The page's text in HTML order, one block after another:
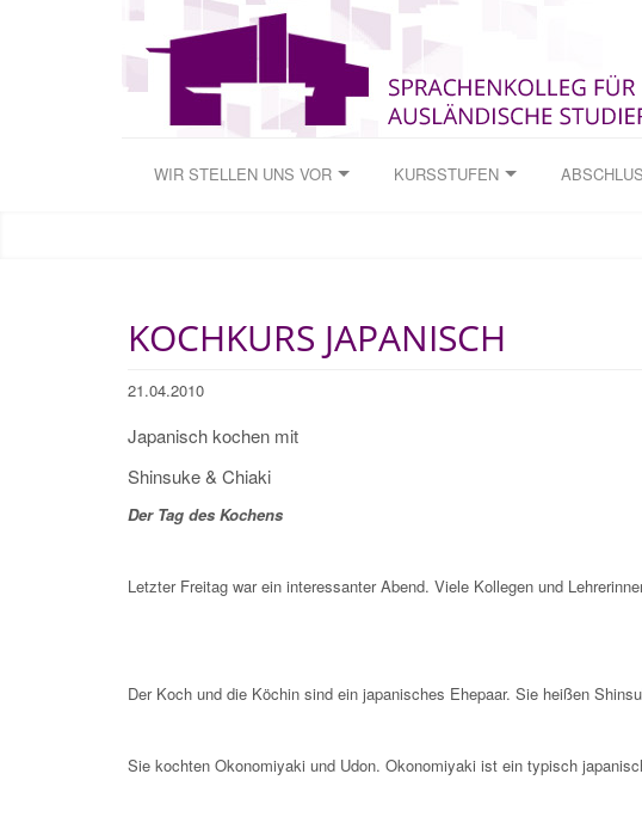
WIR STELLEN UNS VOR KURSSTUFEN
KOCHKURS JAPANISCH
21.04.2010
Japanisch kochen mit
Shinsuke & Chiaki
Der Tag des Kochens
Letzter Freitag war ein interessanter Abend. Viele Kollegen und
Der Koch und die Köchin sind ein japanisches Ehepaar. Sie heißen
Sie kochten Okonomiyaki und Udon. Okonomiyaki ist ein typisch